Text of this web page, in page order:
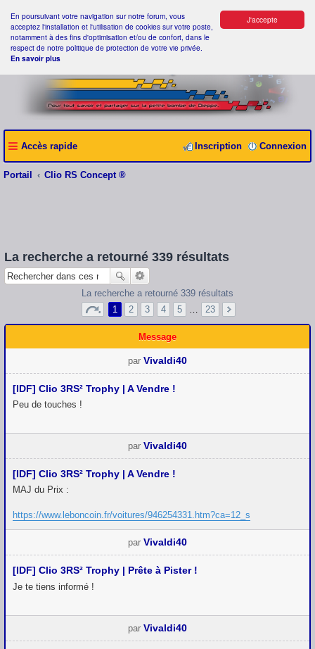
J'accepte
En poursuivant votre navigation sur notre forum, vous
acceptez l'installation et l'utilisation de cookies sur votre poste,
notamment à des fins d'optimisation et/ou de confort, dans le
respect de notre politique de protection de votre vie privée.
En savoir plus
Accès rapide Connexion
Inscription
Portail Clio RS Concept ®
La recherche a retourné 339 résultats
La recherche a retourné 339 résultats
1
2 3 4 5 … 23
Message
par Vivaldi40
[IDF] Clio 3RS² Trophy | A Vendre !
Peu de touches !
par Vivaldi40
[IDF] Clio 3RS² Trophy | A Vendre !
MAJ du Prix :
https://www.leboncoin.fr/voitures/946254331.htm?ca=12_s
par Vivaldi40
[IDF] Clio 3RS² Trophy | Prête à Pister !
Je te tiens informé !
par Vivaldi40